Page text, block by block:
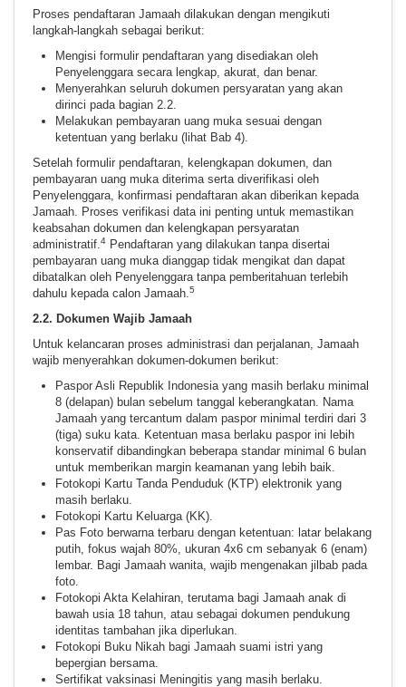
Proses pendaftaran Jamaah dilakukan dengan mengikuti
langkah-langkah sebagai berikut:
Mengisi formulir pendaftaran yang disediakan oleh
Penyelenggara secara lengkap, akurat, dan benar.
Menyerahkan seluruh dokumen persyaratan yang akan
dirinci pada bagian 2.2.
Melakukan pembayaran uang muka sesuai dengan
ketentuan yang berlaku (lihat Bab 4).
Setelah formulir pendaftaran, kelengkapan dokumen, dan
pembayaran uang muka diterima serta diverifikasi oleh
Penyelenggara, konfirmasi pendaftaran akan diberikan kepada
Jamaah. Proses verifikasi data ini penting untuk memastikan
keabsahan dokumen dan kelengkapan persyaratan
administratif. 4 Pendaftaran yang dilakukan tanpa disertai
pembayaran uang muka dianggap tidak mengikat dan dapat
dibatalkan oleh Penyelenggara tanpa pemberitahuan terlebih
dahulu kepada calon Jamaah. 5
2.2. Dokumen Wajib Jamaah
Untuk kelancaran proses administrasi dan perjalanan, Jamaah
wajib menyerahkan dokumen-dokumen berikut:
Paspor Asli Republik Indonesia yang masih berlaku minimal
8 (delapan) bulan sebelum tanggal keberangkatan. Nama
Jamaah yang tercantum dalam paspor minimal terdiri dari 3
(tiga) suku kata. Ketentuan masa berlaku paspor ini lebih
konservatif dibandingkan beberapa standar minimal 6 bulan
untuk memberikan margin keamanan yang lebih baik.
Fotokopi Kartu Tanda Penduduk (KTP) elektronik yang
masih berlaku.
Fotokopi Kartu Keluarga (KK).
Pas Foto berwarna terbaru dengan ketentuan: latar belakang
putih, fokus wajah 80%, ukuran 4x6 cm sebanyak 6 (enam)
lembar. Bagi Jamaah wanita, wajib mengenakan jilbab pada
foto.
Fotokopi Akta Kelahiran, terutama bagi Jamaah anak di
bawah usia 18 tahun, atau sebagai dokumen pendukung
identitas tambahan jika diperlukan.
Fotokopi Buku Nikah bagi Jamaah suami istri yang
bepergian bersama.
Sertifikat vaksinasi Meningitis yang masih berlaku.